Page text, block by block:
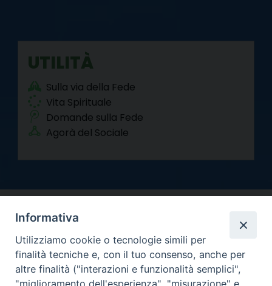
UTILITÀ
Sulla via della Fede
Vita Spirituale
Domande sulla Fede
Agorà del Sociale
Arcidiocesi di Torino
Informativa
Utilizziamo cookie o tecnologie simili per
finalità tecniche e, con il tuo consenso, anche per
altre finalità ("interazioni e funzionalità semplici",